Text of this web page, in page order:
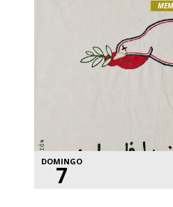
DOMINGO
7